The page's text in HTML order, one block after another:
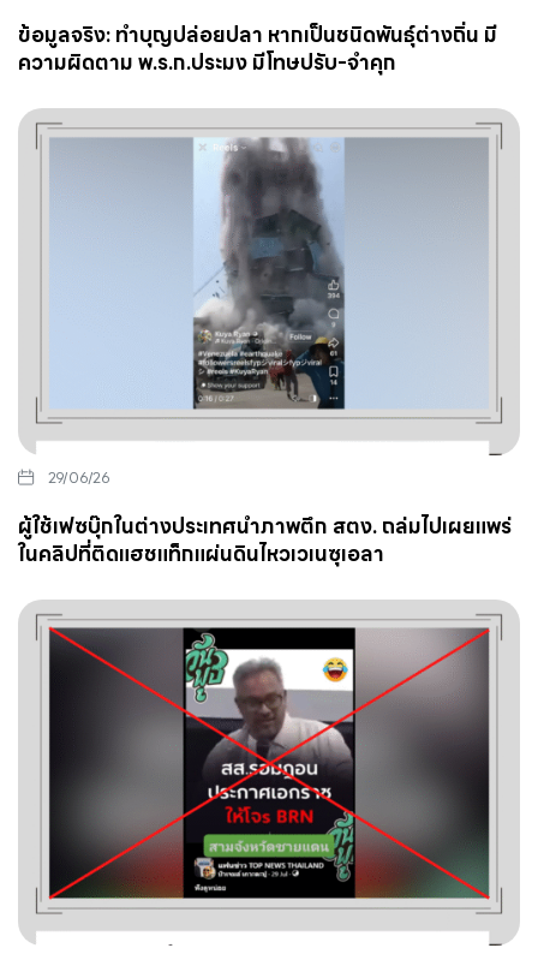
ข้อมูลจริง: ทำบุญปล่อยปลา หากเป็นชนิดพันธุ์ต่างถิ่น มี
ความผิดตาม พ.ร.ก.ประมง มีโทษปรับ-จำคุก
29/06/26
ผู้ใช้เฟซบุ๊กในต่างประเทศนำภาพตึก สตง. ถล่มไปเผยแพร่
ในคลิปที่ติดแฮชแท็กแผ่นดินไหวเวเนซุเอลา